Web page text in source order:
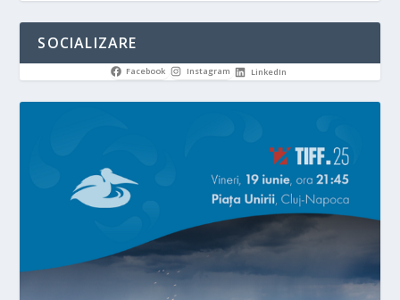
SOCIALIZARE
Facebook Instagram LinkedIn